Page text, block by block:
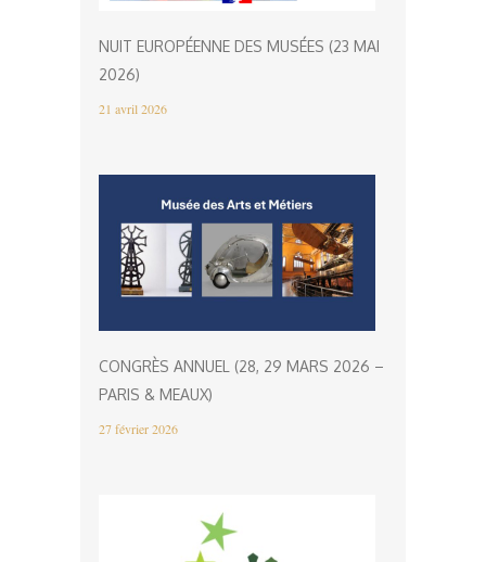
NUIT EUROPÉENNE DES MUSÉES (23 MAI
2026)
21 avril 2026
CONGRÈS ANNUEL (28, 29 MARS 2026 –
PARIS & MEAUX)
27 février 2026